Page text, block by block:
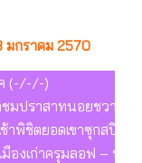
มกราคม 2570
(-/-/-)
ชมปราสาทนอยชวาน
ช้าพิชิตยอดเขาซุกสปิ
องเก่าครุมลอฟ – ปร